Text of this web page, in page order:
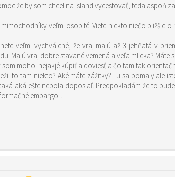
že by som chcel na Island vycestovať, teda aspoň
veľmi osobité. Viete niekto niečo
veľmi vychválené, že vraj majú až 3 jehňatá v
Majú vraj dobre stavané vemená a veľa mlieka? Máte
mohol nejakjé kúpiť a doviesť a čo tam tak
to tam niekto? Aké máte zážitky? Tu sa pomaly
aká ešte nebola doposiaľ. Predpokladám že to
embargo…